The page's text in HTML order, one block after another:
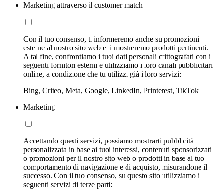
Marketing attraverso il customer match
Con il tuo consenso, ti informeremo anche su promozioni
esterne al nostro sito web e ti mostreremo prodotti pertinenti.
A tal fine, confrontiamo i tuoi dati personali crittografati con i
seguenti fornitori esterni e utilizziamo i loro canali pubblicitari
online, a condizione che tu utilizzi già i loro servizi:
Bing, Criteo, Meta, Google, LinkedIn, Printerest, TikTok
Marketing
Accettando questi servizi, possiamo mostrarti pubblicità
personalizzata in base ai tuoi interessi, contenuti sponsorizzati
o promozioni per il nostro sito web o prodotti in base al tuo
comportamento di navigazione e di acquisto, misurandone il
successo. Con il tuo consenso, su questo sito utilizziamo i
seguenti servizi di terze parti: